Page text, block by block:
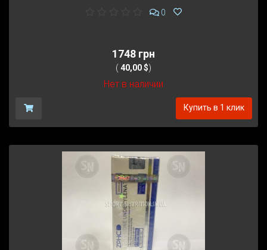
0
1748 грн
(40,00 $)
Нет в наличии
Купить в 1 клик